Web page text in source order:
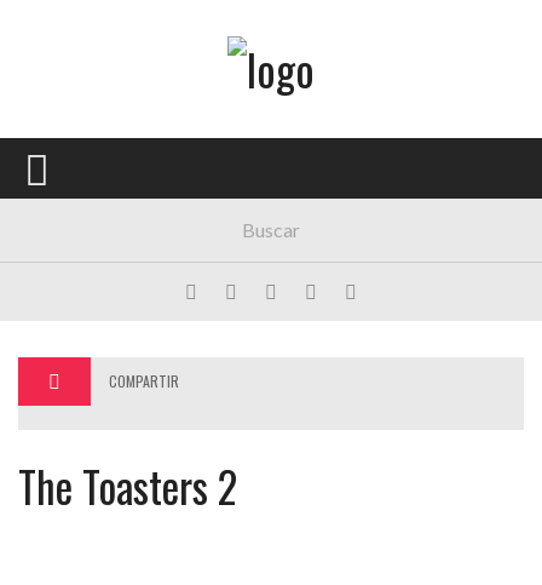
PORTADA
FESTIVALES
EXPOSICIONES
HISTORIAS
COMPARTIR
The Toasters 2